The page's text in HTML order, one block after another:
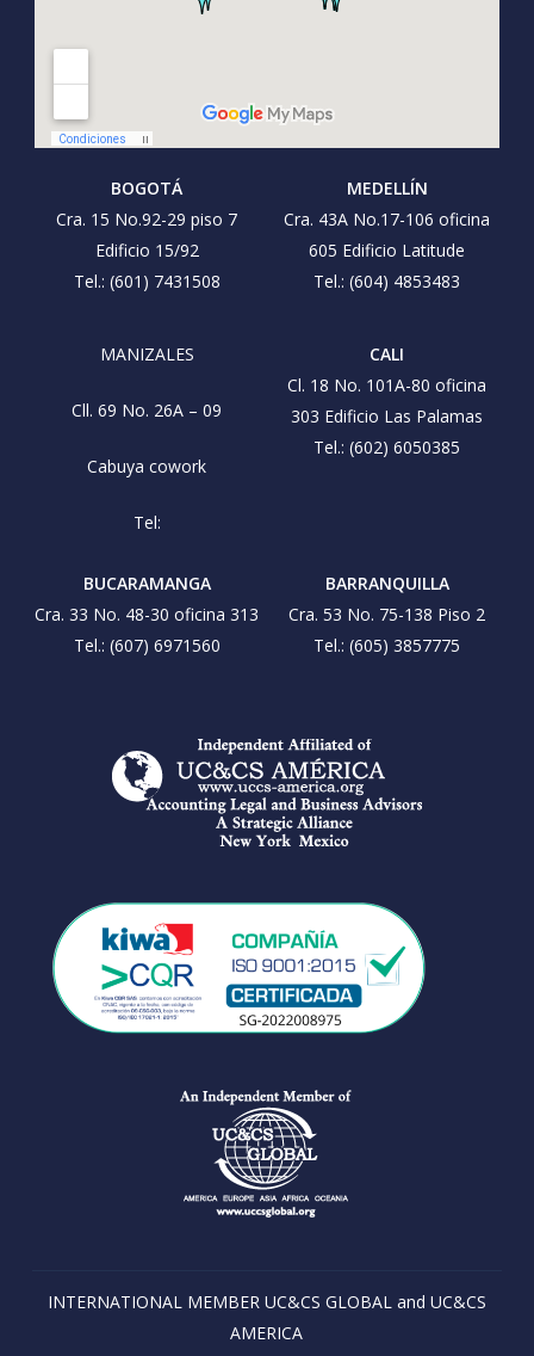
BOGOTÁ
Cra. 15 No.92-29 piso 7
Edificio 15/92
Tel.: (601) 7431508
MEDELLÍN
Cra. 43A No.17-106 oficina
605 Edificio Latitude
Tel.: (604) 4853483
MANIZALES
Cll. 69 No. 26A – 09
Cabuya cowork
Tel:
CALI
Cl. 18 No. 101A-80 oficina
303 Edificio Las Palamas
Tel.: (602) 6050385
BUCARAMANGA
Cra. 33 No. 48-30 oficina 313
Tel.: (607) 6971560
BARRANQUILLA
Cra. 53 No. 75-138 Piso 2
Tel.: (605) 3857775
INTERNATIONAL MEMBER UC&CS GLOBAL and UC&CS
AMERICA